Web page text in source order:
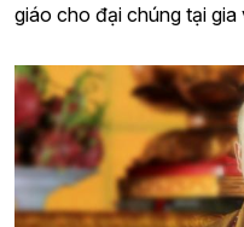
giáo cho đại chúng tại gia